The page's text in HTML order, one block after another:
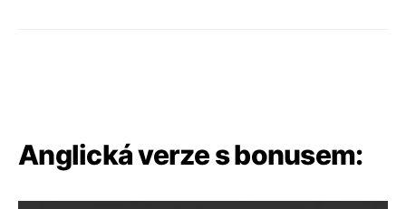
Anglická verze s bonusem: